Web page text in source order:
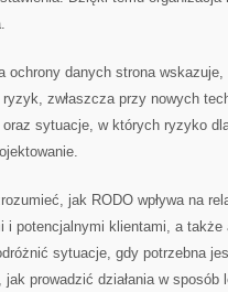
ochrony danych strona
zwłaszcza przy nowych
sytuacje, w których ryzyko
jak RODO wpływa na
i potencjalnymi klientami, a
sytuacje, gdy potrzebna
prowadzić działania w sposób